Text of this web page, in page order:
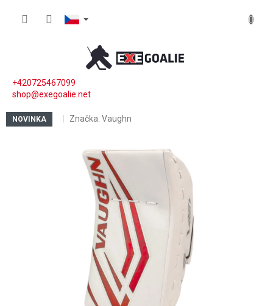
+420725467099
shop@exegoalie.net
NOVINKA Značka: Vaughn